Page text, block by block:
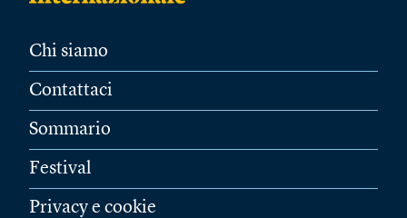
Chi siamo
Contattaci
Sommario
Festival
Privacy e cookie